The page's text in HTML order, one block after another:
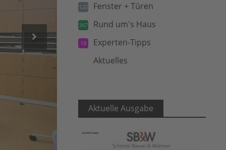
120 Fenster + Türen
347 Rund um's Haus
18 Experten-Tipps
Aktuelles
Aktuelle Ausgabe